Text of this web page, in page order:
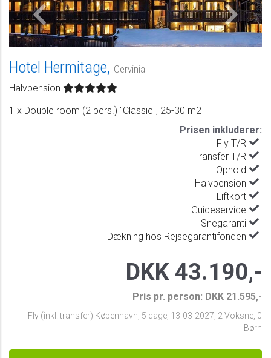
Hotel Hermitage, Cervinia
Halvpension
1 x Double room (2 pers.) "Classic", 25-30 m2
DKK 43.190,-
Pris pr. person: DKK 21.595,-
Fly (inkl. transfer) København 5 dage 13-03-2027 2 Voksne, 0
Børn
Prisen inkluderer:
Fly T/R
Transfer T/R
Ophold
Halvpension
Liftkort
Guideservice
Snegaranti
Dækning hos Rejsegarantifonden